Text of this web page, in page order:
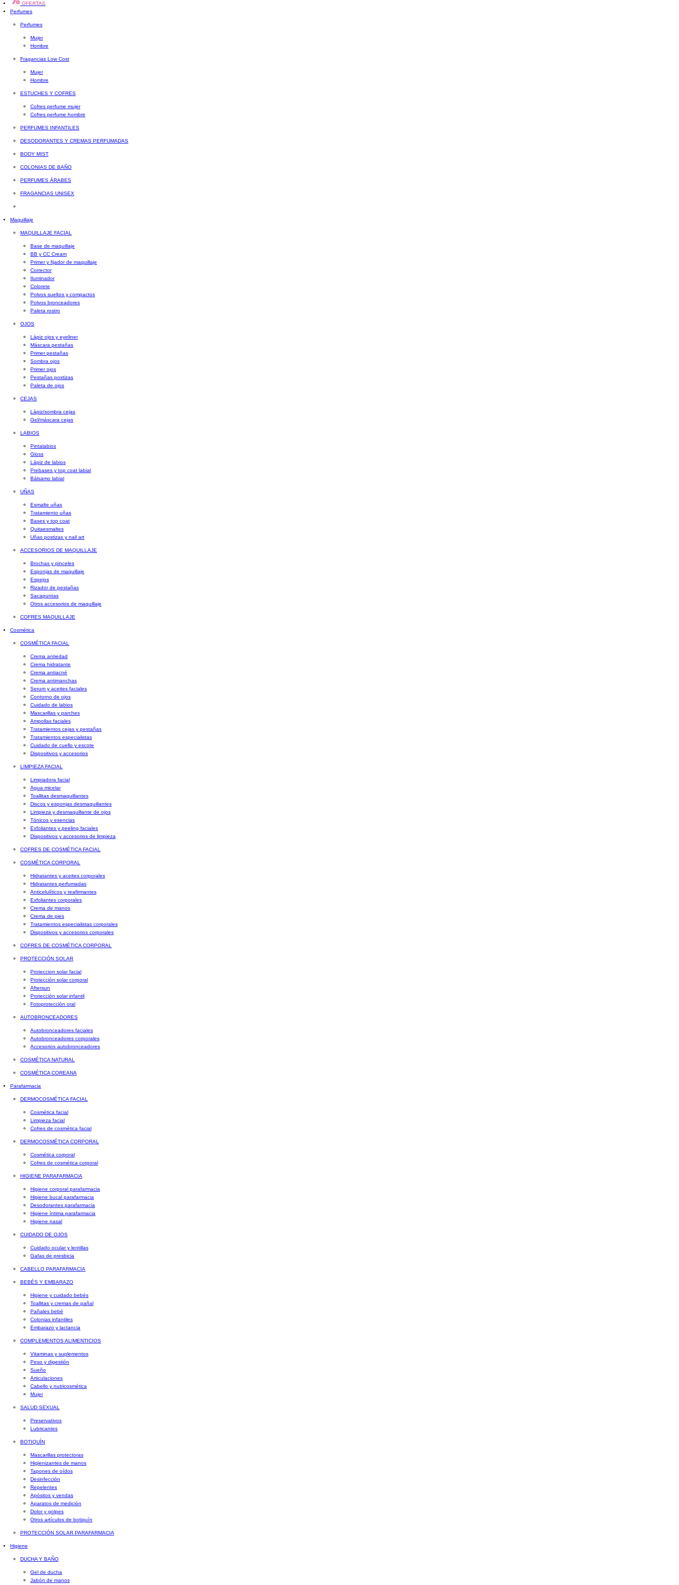
OFERTAS
Perfumes
Perfumes
Mujer
Hombre
Fragancias Low Cost
Mujer
Hombre
ESTUCHES Y COFRES
Cofres perfume mujer
Cofres perfume hombre
PERFUMES INFANTILES
DESODORANTES Y CREMAS PERFUMADAS
BODY MIST
COLONIAS DE BAÑO
PERFUMES ÁRABES
FRAGANCIAS UNISEX
Maquillaje
MAQUILLAJE FACIAL
Base de maquillaje
BB y CC Cream
Primer y fijador de maquillaje
Corrector
Iluminador
Colorete
Polvos sueltos y compactos
Polvos bronceadores
Paleta rostro
OJOS
Lápiz ojos y eyeliner
Máscara pestañas
Primer pestañas
Sombra ojos
Primer ojos
Pestañas postizas
Paleta de ojos
CEJAS
Lápiz/sombra cejas
Gel/máscara cejas
LABIOS
Pintalabios
Gloss
Lápiz de labios
Prebases y top coat labial
Bálsamo labial
UÑAS
Esmalte uñas
Tratamiento uñas
Bases y top coat
Quitaesmaltes
Uñas postizas y nail art
ACCESORIOS DE MAQUILLAJE
Brochas y pinceles
Esponjas de maquillaje
Espejos
Rizador de pestañas
Sacapuntas
Otros accesorios de maquillaje
COFRES MAQUILLAJE
Cosmética
COSMÉTICA FACIAL
Crema antiedad
Crema hidratante
Crema antiacné
Crema antimanchas
Serum y aceites faciales
Contorno de ojos
Cuidado de labios
Mascarillas y parches
Ampollas faciales
Tratamientos cejas y pestañas
Tratamientos especialistas
Cuidado de cuello y escote
Dispositivos y accesorios
LIMPIEZA FACIAL
Limpiadora facial
Agua micelar
Toallitas desmaquillantes
Discos y esponjas desmaquillantes
Limpieza y desmaquillante de ojos
Tónicos y esencias
Exfoliantes y peeling faciales
Dispositivos y accesorios de limpieza
COFRES DE COSMÉTICA FACIAL
COSMÉTICA CORPORAL
Hidratantes y aceites corporales
Hidratantes perfumadas
Anticelulíticos y reafirmantes
Exfoliantes corporales
Crema de manos
Crema de pies
Tratamientos especialistas corporales
Dispositivos y accesorios corporales
COFRES DE COSMÉTICA CORPORAL
PROTECCIÓN SOLAR
Proteccion solar facial
Protección solar corporal
Aftersun
Protección solar infantil
Fotoprotección oral
AUTOBRONCEADORES
Autobronceadores faciales
Autobronceadores corporales
Accesorios autobronceadores
COSMÉTICA NATURAL
COSMÉTICA COREANA
Parafarmacia
DERMOCOSMÉTICA FACIAL
Cosmética facial
Limpieza facial
Cofres de cosmética facial
DERMOCOSMÉTICA CORPORAL
Cosmética corporal
Cofres de cosmética corporal
HIGIENE PARAFARMACIA
Higiene corporal parafarmacia
Higiene bucal parafarmacia
Desodorantes parafarmacia
Higiene íntima parafarmacia
Higiene nasal
CUIDADO DE OJOS
Cuidado ocular y lentillas
Gafas de presbicia
CABELLO PARAFARMACIA
BEBÉS Y EMBARAZO
Higiene y cuidado bebés
Toallitas y cremas de pañal
Pañales bebé
Colonias infantiles
Embarazo y lactancia
COMPLEMENTOS ALIMENTICIOS
Vitaminas y suplementos
Peso y digestión
Sueño
Articulaciones
Cabello y nutricosmética
Mujer
SALUD SEXUAL
Preservativos
Lubricantes
BOTIQUÍN
Mascarillas protectoras
Higienizantes de manos
Tapones de oídos
Desinfección
Repelentes
Apósitos y vendas
Aparatos de medición
Dolor y golpes
Otros artículos de botiquín
PROTECCIÓN SOLAR PARAFARMACIA
Higiene
DUCHA Y BAÑO
Gel de ducha
Jabón de manos